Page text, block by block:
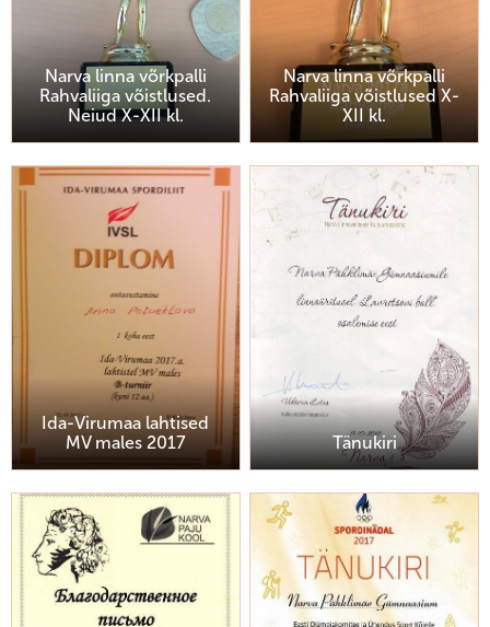
Narva linna võrkpalli
Rahvaliiga võistlused.
Neiud X-XII kl.
Narva linna võrkpalli
Rahvaliiga võistlused X-
XII kl.
Ida-Virumaa lahtised
MV males 2017
Tänukiri